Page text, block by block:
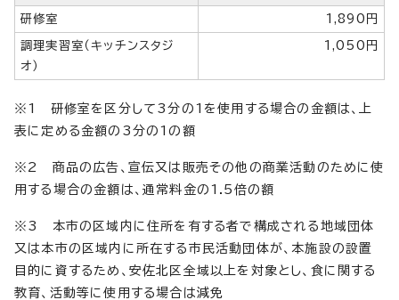
研修室 1,890円
調理実習室（キッチンスタジ
オ）
1,050円
※1 研修室を区分して3分の1を使用する場合の金額は、上
表に定める金額の3分の1の額
※2 商品の広告、宣伝又は販売その他の商業活動のために使
用する場合の金額は、通常料金の1.5倍の額
※3 本市の区域内に住所を有する者で構成される地域団体
又は本市の区域内に所在する市民活動団体が、本施設の設置
目的に資するため、安佐北区全域以上を対象とし、食に関する
教育、活動等に使用する場合は減免